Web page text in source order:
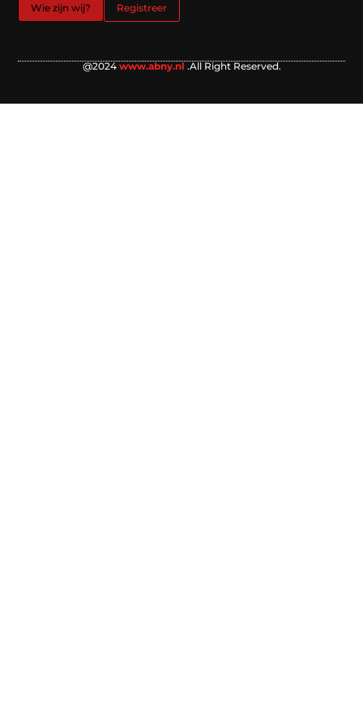
Wie zijn wij? Registreer
@2024 www.abny.nl .All Right Reserved.